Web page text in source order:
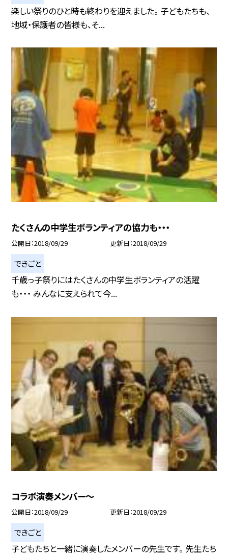
楽しい祭りのひと時も終わりを迎えました。 子どもたちも、
地域・保護者の皆様も、そ...
たくさんの中学生ボランティアの協力も・・・
公開日 2018/09/29 更新日 2018/09/29
できごと
千歳っ子祭りにはたくさんの中学生ボランティアの活躍
も・・・ みんなに支えられて今...
コラボ演奏メンバー〜
公開日 2018/09/29 更新日 2018/09/29
できごと
子どもたちと一緒に演奏したメンバーの先生です。 先生たち